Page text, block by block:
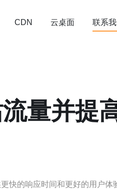
CDN 云桌面 联系
量并提
快的响应时间和更好的用户体